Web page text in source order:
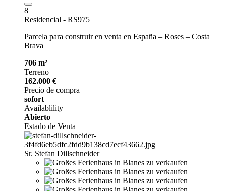
8
Residencial - RS975
Parcela para construir en venta en España – Roses – Costa
Brava
706 m²
Terreno
162.000 €
Precio de compra
sofort
Availablility
Abierto
Estado de Venta
Sr. Stefan Dillschneider